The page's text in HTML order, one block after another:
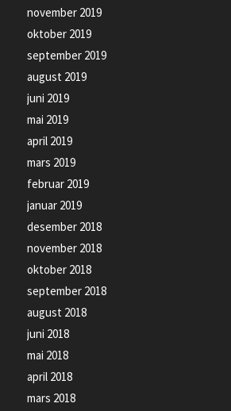
november 2019
oktober 2019
september 2019
august 2019
juni 2019
mai 2019
april 2019
mars 2019
februar 2019
januar 2019
desember 2018
november 2018
oktober 2018
september 2018
august 2018
juni 2018
mai 2018
april 2018
mars 2018